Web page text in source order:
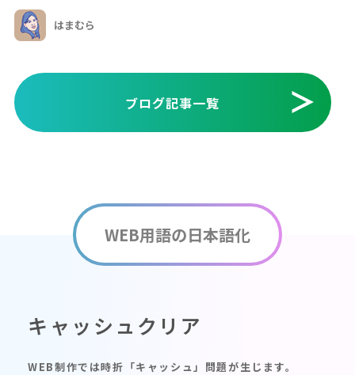
はまむら
ブログ記事一覧
WEB用語の日本語化
キャッシュクリア
WEB制作では時折「キャッシュ」問題が生じます。